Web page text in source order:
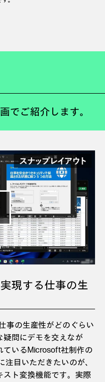
でご紹介します。
現する仕事の生
事の生産性がどのぐらい
疑問にデモを交えなが
ているMicrosoft社制作の
目いただきたいのが、
スト変換機能です。実際